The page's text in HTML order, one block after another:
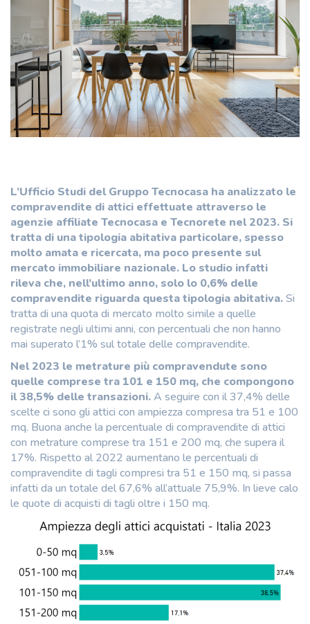
L’Ufficio Studi del Gruppo Tecnocasa ha analizzato le
compravendite di attici effettuate attraverso le
agenzie affiliate Tecnocasa e Tecnorete nel 2023. Si
tratta di una tipologia abitativa particolare, spesso
molto amata e ricercata, ma poco presente sul
mercato immobiliare nazionale. Lo studio infatti
rileva che, nell’ultimo anno, solo lo 0,6% delle
compravendite riguarda questa tipologia abitativa.Si
tratta di una quota di mercato molto simile a quelle
registrate negli ultimi anni, con percentuali che non hanno
mai superato l’1% sul totale delle compravendite.
Nel 2023 le metrature più compravendute sono
quelle comprese tra 101 e 150 mq, che compongono
il 38,5% delle transazioni.A seguire con il 37,4% delle
scelte ci sono gli attici con ampiezza compresa tra 51 e 100
mq. Buona anche la percentuale di compravendite di attici
con metrature comprese tra 151 e 200 mq, che supera il
17%. Rispetto al 2022 aumentano le percentuali di
compravendite di tagli compresi tra 51 e 150 mq, si passa
infatti da un totale del 67,6% all’attuale 75,9%. In lieve calo
le quote di acquisti di tagli oltre i 150 mq.